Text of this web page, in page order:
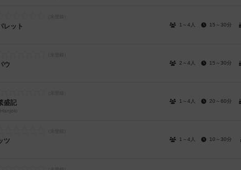
レット 1～4人 15～30分
ウ 2～4人 15～30分
盛記 1～4人 20～60分
ツ 1～4人 10～30分